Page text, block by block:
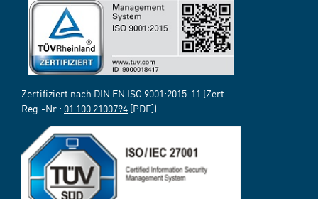
Zertifiziert nach DIN EN ISO 9001:2015-11 (Zert.-
Reg.-Nr.: 01 100 2100794 [PDF])